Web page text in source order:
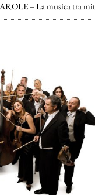
– La musica tra